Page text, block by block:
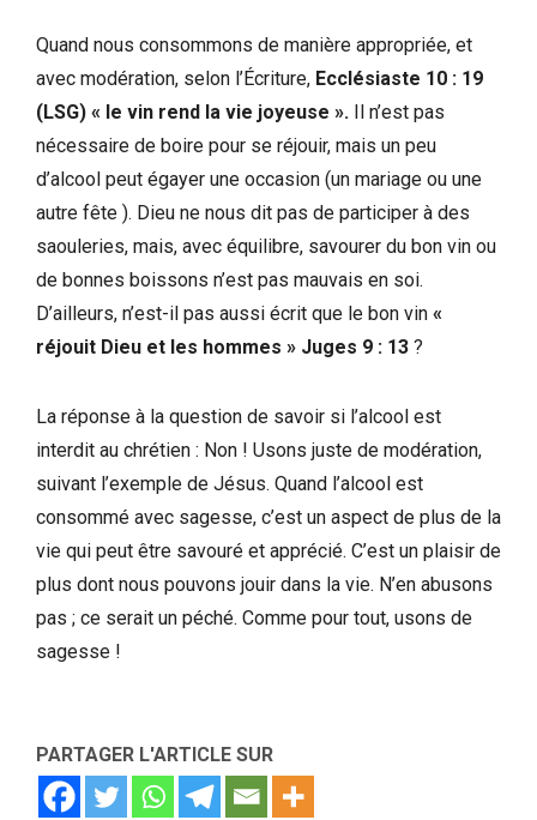
Quand nous consommons de manière appropriée, et
avec modération, selon l’Écriture, Ecclésiaste 10 : 19
(LSG) « le vin rend la vie joyeuse ».
Il n’est pas
nécessaire de boire pour se réjouir, mais un peu
d’alcool peut égayer une occasion (un mariage ou une
autre fête ). Dieu ne nous dit pas de participer à des
saouleries, mais, avec équilibre, savourer du bon vin ou
de bonnes boissons n’est pas mauvais en soi.
D’ailleurs, n’est-il pas aussi écrit que le bon vin «
réjouit Dieu et les hommes » Juges 9 : 13 ?
La réponse à la question de savoir si l’alcool est
interdit au chrétien : Non ! Usons juste de modération,
suivant l’exemple de Jésus. Quand l’alcool est
consommé avec sagesse, c’est un aspect de plus de la
vie qui peut être savouré et apprécié. C’est un plaisir de
plus dont nous pouvons jouir dans la vie. N’en abusons
pas ; ce serait un péché. Comme pour tout, usons de
sagesse !
PARTAGER L'ARTICLE SUR